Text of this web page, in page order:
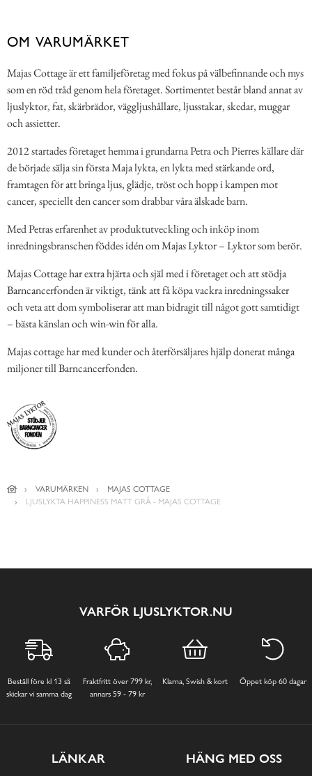
OM VARUMÄRKET
Majas Cottage är ett familjeföretag med fokus på välbefinnande och mys
som en röd tråd genom hela företaget. Sortimentet består bland annat av
ljuslyktor, fat, skärbrädor, väggljushållare, ljusstakar, skedar, muggar
och assietter.
2012 startades företaget hemma i grundarna Petra och Pierres källare där
de började sälja sin första Maja lykta, en lykta med stärkande ord,
framtagen för att bringa ljus, glädje, tröst och hopp i kampen mot
cancer, speciellt den cancer som drabbar våra älskade barn.
Med Petras erfarenhet av produktutveckling och inköp inom
inredningsbranschen föddes idén om Majas Lyktor – Lyktor som berör.
Majas Cottage har extra hjärta och själ med i företaget och att stödja
Barncancerfonden är viktigt, tänk att få köpa vackra inredningssaker
och veta att dom symboliserar att man bidragit till något gott samtidigt
– bästa känslan och win-win för alla.
Majas cottage har med kunder och återförsäljares hjälp donerat många
miljoner till Barncancerfonden.
VARUMÄRKEN
MAJAS COTTAGE
LJUSLYKTA HAPPINESS MATT GRÅ - MAJAS COTTAGE
VARFÖR LJUSLYKTOR.NU
Beställ före kl 13 så
skickar vi samma dag
Fraktfritt över 799 kr,
annars 59 - 79 kr
Klarna, Swish & kort Öppet köp 60 dagar
LÄNKAR HÄNG MED OSS